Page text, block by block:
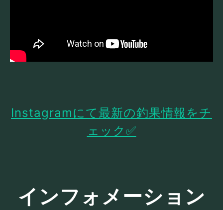
Instagramにて最新の釣果情報をチ
ェック✅
インフォメーション